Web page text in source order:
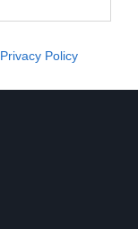
Privacy Policy